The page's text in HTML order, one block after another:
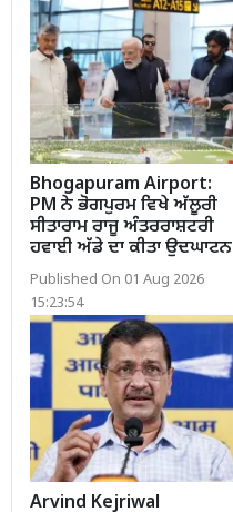
Bhogapuram Airport:
PM ਨੇ ਭੋਗਪੁਰਮ ਵਿਖੇ ਅੱਲੂਰੀ
ਸੀਤਾਰਾਮ ਰਾਜੂ ਅੰਤਰਰਾਸ਼ਟਰੀ
ਹਵਾਈ ਅੱਡੇ ਦਾ ਕੀਤਾ ਉਦਘਾਟਨ
Published On 01 Aug 2026
15:23:54
Arvind Kejriwal